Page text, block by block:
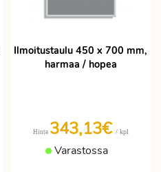
Ilmoitustaulu 450 x 700 mm,
harmaa / hopea
Hinta 343,13€ / kpl
Varastossa